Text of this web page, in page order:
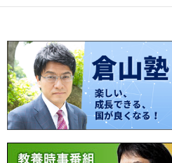
b
o
o
k
es
t
y
Li
n
k